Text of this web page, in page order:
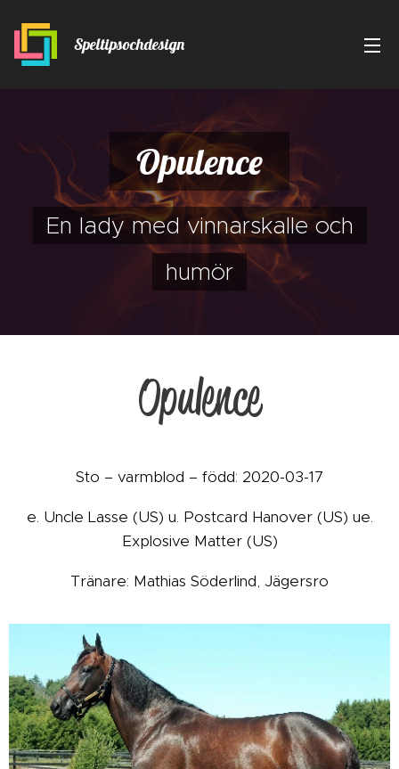
Speltipsochdesign
Opulence
En lady med vinnarskalle och
humör
Opulence
Sto – varmblod – född: 2020-03-17
e. Uncle Lasse (US) u. Postcard Hanover (US) ue.
Explosive Matter (US)
Tränare: Mathias Söderlind, Jägersro